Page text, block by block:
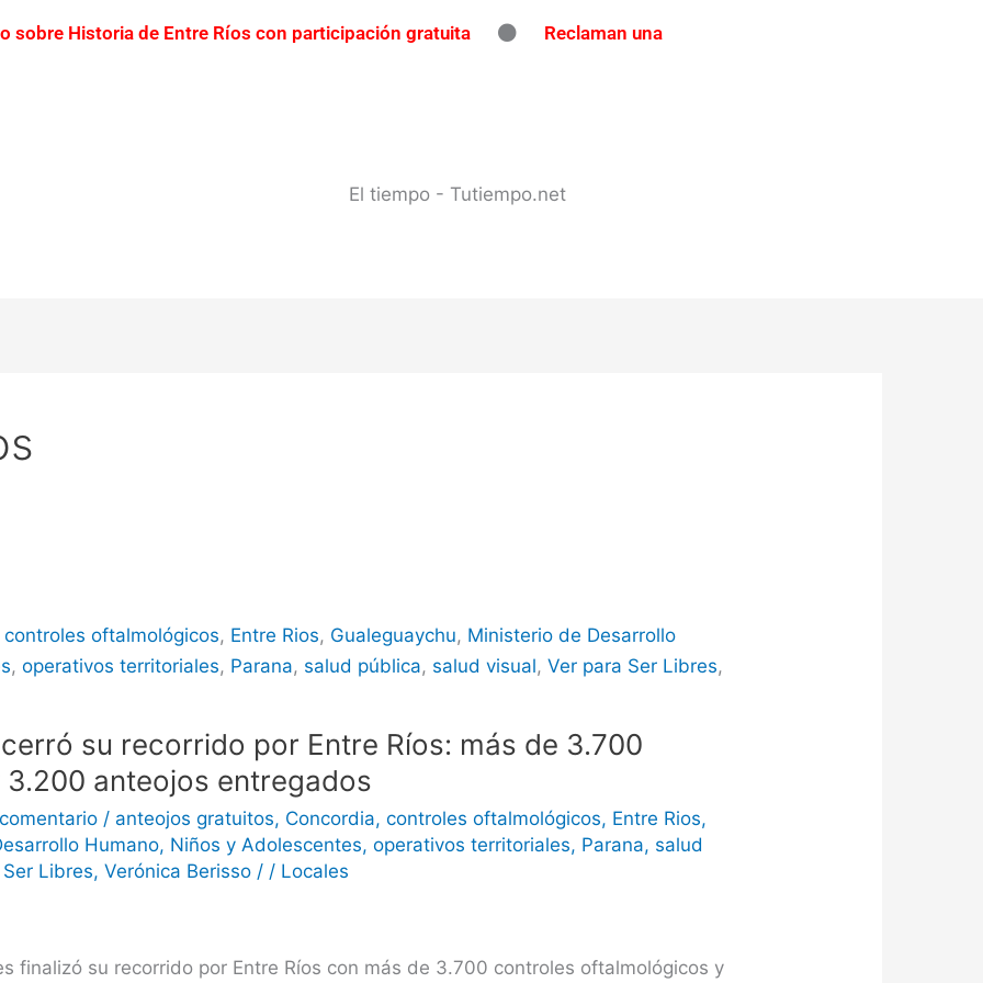
sobre Historia de Entre Ríos con participación gratuita
Reclaman una
El tiempo - Tutiempo.net
controles oftalmológicos, Entre Rios, Gualeguaychu, Ministerio de Desarrollo
,operativos territoriales, Parana, salud pública, salud visual,Ver para Ser Libres,
su recorrido por Entre Ríos: más de 3.700
anteojos entregados
/ anteojos gratuitos, Concordia,controles oftalmológicos, Entre Rios,
Humano, Niños y Adolescentes,operativos territoriales, Parana, salud
Libres,Verónica Berisso / / Locales
finalizó su recorrido por Entre Ríos con más de 3.700 controles oftalmológicos y